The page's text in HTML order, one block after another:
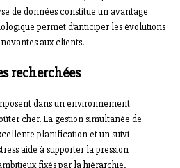
de données constitue un avantage
permet d’anticiper les évolutions
aux clients.
recherchées
dans un environnement
cher. La gestion simultanée de
planification et un suivi
aide à supporter la pression
fixés par la hiérarchie.